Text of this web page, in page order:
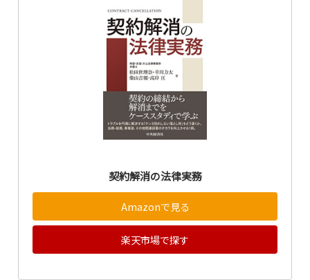
契約解消の法律実務
Amazonで見る
楽天市場で探す